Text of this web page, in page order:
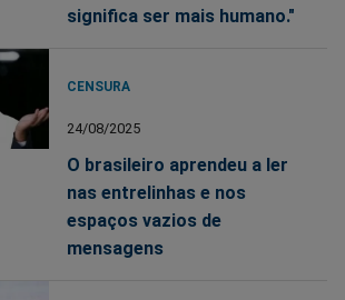
significa ser mais humano."
CENSURA
24/08/2025
O brasileiro aprendeu a ler
nas entrelinhas e nos
espaços vazios de
mensagens